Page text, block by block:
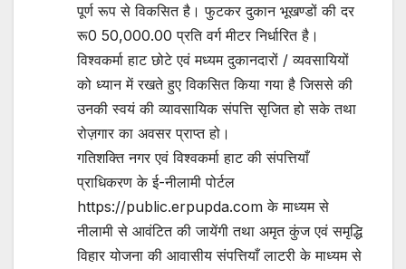
पूर्ण रूप से विकसित है। फुटकर दुकान भूखण्डों की दर
रू0 50,000.00 प्रति वर्ग मीटर निर्धारित है।
विश्वकर्मा हाट छोटे एवं मध्यम दुकानदारों / व्यवसायियों
को ध्यान में रखते हुए विकसित किया गया है जिससे की
उनकी स्वयं की व्यावसायिक संपत्ति सृजित हो सके तथा
रोज़गार का अवसर प्राप्त हो।
गतिशक्ति नगर एवं विश्वकर्मा हाट की संपत्तियाँ
प्राधिकरण के ई-नीलामी पोर्टल
https://public.erpupda.com के माध्यम से
नीलामी से आवंटित की जायेंगी तथा अमृत कुंज एवं समृद्धि
विहार योजना की आवासीय संपत्तियाँ लाटरी के माध्यम से